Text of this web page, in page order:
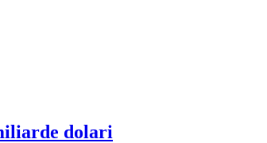
dolari